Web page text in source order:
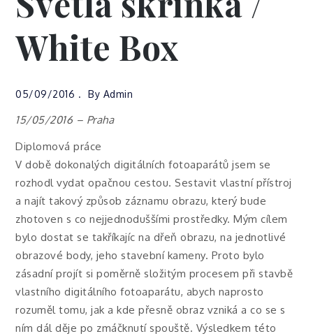
White Box
05/09/2016 By Admin
15/05/2016 – Praha
Diplomová práce
V době dokonalých digitálních fotoaparátů jsem se
rozhodl vydat opačnou cestou. Sestavit vlastní přístroj
a najít takový způsob záznamu obrazu, který bude
zhotoven s co nejjednoduššími prostředky. Mým cílem
bylo dostat se takříkajíc na dřeň obrazu, na jednotlivé
obrazové body, jeho stavební kameny. Proto bylo
zásadní projít si poměrně složitým procesem při stavbě
vlastního digitálního fotoaparátu, abych naprosto
rozuměl tomu, jak a kde přesně obraz vzniká a co se s
ním dál děje po zmáčknutí spouště. Výsledkem této